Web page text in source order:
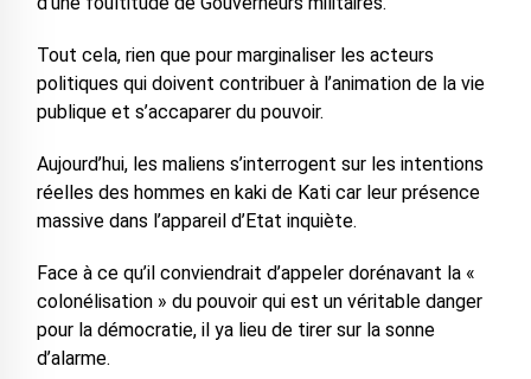
Tout cela, rien que pour marginaliser les acteurs
politiques qui doivent contribuer à l’animation de la vie
publique et s’accaparer du pouvoir.
Aujourd’hui, les maliens s’interrogent sur les intentions
réelles des hommes en kaki de Kati car leur présence
massive dans l’appareil d’Etat inquiète.
Face à ce qu’il conviendrait d’appeler dorénavant la «
colonélisation » du pouvoir qui est un véritable danger
pour la démocratie, il ya lieu de tirer sur la sonne
d’alarme.